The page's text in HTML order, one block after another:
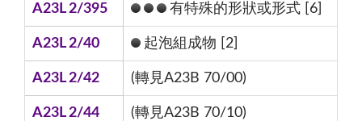
A23L 2/395 有特殊的形狀或形式 [6]
A23L 2/40 起泡組成物 [2]
A23L 2/42 (轉見A23B 70/00)
A23L 2/44 (轉見A23B 70/10)